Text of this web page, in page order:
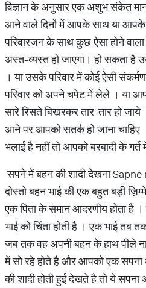
विज्ञान के अनुसार एक अशुभ संकेत
आने वाले दिनों में आपके साथ या आपके
परिवारजन के साथ कुछ ऐसा होने
अस्त-व्यस्त हो जाएगा। हो सकता है
। या उसके परिवार में कोई ऐसी
परिवार को अपने चपेट में लेले । या
सारे रिसते बिखरकर तार-तार हो जाये
आने पर आपको सतर्क हो जाना चाहिए
भलाई है नहीं तो आपको बरबादी के गर्त
सपने में बहन की शादी देखना
दोस्तो बहन भाई की एक बहुत बड़ी
एक पिता के समान आदरणीय होता है ।
भाई को चिंता होती है । एक भाई तब
जब तक वह अपनी बहन के हाथ पीले
में सो रहे होते है और आपको एक
की शादी होती हुई देखते है तो ये